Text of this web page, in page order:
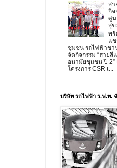
สา
กิจ
ศูน
สุ
พร้
แ
ชุมชน รถไฟฟ้าชา
จัดกิจกรรม “สายสี
อนามัยชุมชน ปี 2”
โครงการ CSR เ...
บริษัท รถไฟฟ้า ร.ฟ.ท.